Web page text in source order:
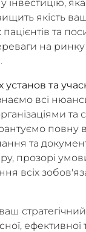
інвестицію,
якість
та
на
та
всі
та
повну
та
прозорі
всіх
ефективної